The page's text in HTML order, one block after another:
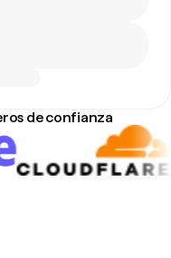
de confianza